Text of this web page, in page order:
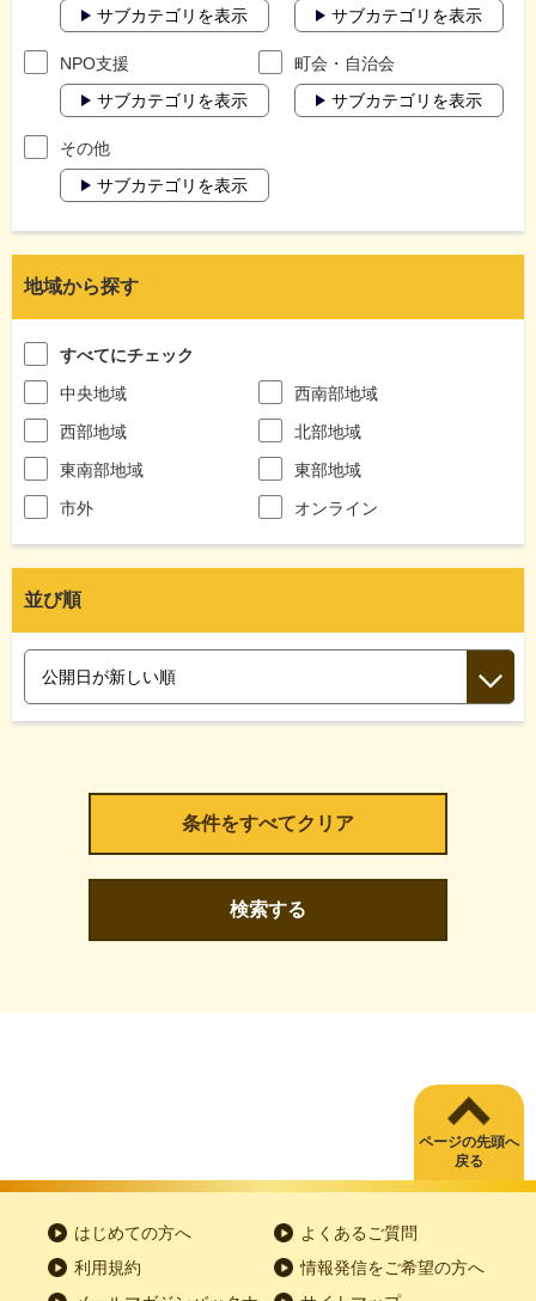
サブカテゴリを表示
サブカテゴリを表示
NPO支援
サブカテゴリを表示
町会・自治会
サブカテゴリを表示
その他
サブカテゴリを表示
地域から探す
すべてにチェック
中央地域
西南部地域
西部地域
北部地域
東南部地域
東部地域
市外
オンライン
並び順
検索する
ページの先頭へ
戻る
はじめての方へ
よくあるご質問
利用規約
情報発信をご希望の方へ